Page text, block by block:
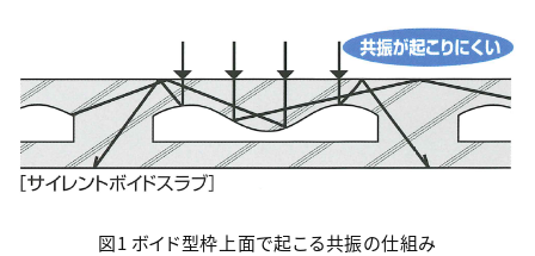
図1 ボイド型枠上面で起こる共振の仕組み